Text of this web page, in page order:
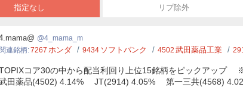
指定なし リプ除外
4_mama_m
関連銘柄 7267 ホンダ 9434 ソフトバンク 4502 武田薬品工業
コア30の中から配当利回り上位15銘柄をピックアッ
田薬品(4502) 4.14% JT(2914) 4.05% 第一三共(4568)